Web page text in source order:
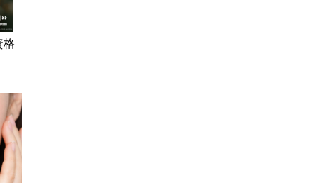
格